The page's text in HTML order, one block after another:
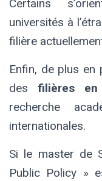
Certains
universités à
filière
Enfin, de plus en
des filières en
recherche
internationales.
Si le master de
Public Policy »